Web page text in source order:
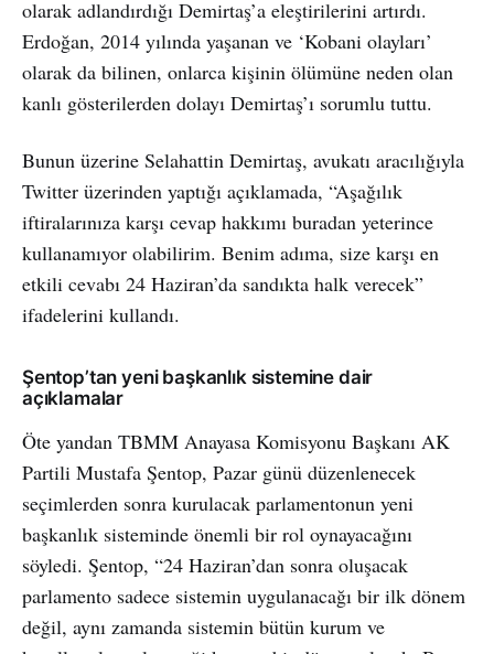
olarak adlandırdığı Demirtaş’a eleştirilerini artırdı.
Erdoğan, 2014 yılında yaşanan ve ‘Kobani olayları’
olarak da bilinen, onlarca kişinin ölümüne neden olan
kanlı gösterilerden dolayı Demirtaş’ı sorumlu tuttu.
Bunun üzerine Selahattin Demirtaş, avukatı aracılığıyla
Twitter üzerinden yaptığı açıklamada, “Aşağılık
iftiralarınıza karşı cevap hakkımı buradan yeterince
kullanamıyor olabilirim. Benim adıma, size karşı en
etkili cevabı 24 Haziran’da sandıkta halk verecek”
ifadelerini kullandı.
Şentop’tan yeni başkanlık sistemine dair
açıklamalar
Öte yandan TBMM Anayasa Komisyonu Başkanı AK
Partili Mustafa Şentop, Pazar günü düzenlenecek
seçimlerden sonra kurulacak parlamentonun yeni
başkanlık sisteminde önemli bir rol oynayacağını
söyledi. Şentop, “24 Haziran’dan sonra oluşacak
parlamento sadece sistemin uygulanacağı bir ilk dönem
değil, aynı zamanda sistemin bütün kurum ve